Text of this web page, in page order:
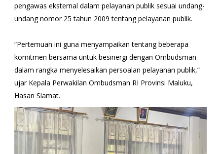
pengawas eksternal dalam pelayanan publik sesuai undang-
undang nomor 25 tahun 2009 tentang pelayanan publik.
“Pertemuan ini guna menyampaikan tentang beberapa
komitmen bersama untuk besinergi dengan Ombudsman
dalam rangka menyelesaikan persoalan pelayanan publik,”
ujar Kepala Perwakilan Ombudsman RI Provinsi Maluku,
Hasan Slamat.